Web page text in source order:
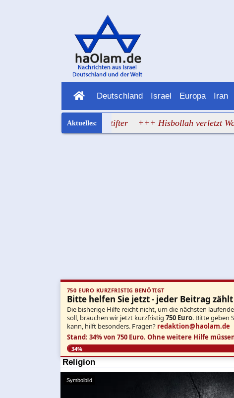
Deutschland Israel Europa Iran
jüdischen Brandstifter +++ Hisbollah verletzt
750 EURO KURZFRISTIG BENÖTIGT
Bitte helfen Sie jetzt - jeder Beitrag zählt
Die bisherige Hilfe reicht nicht, um die nächsten
soll, brauchen wir jetzt kurzfristig 750 Euro. Bitte geben
kann, hilft besonders. Fragen? redaktion@haolam.de
Stand: 34% von 750 Euro. Ohne weitere Hilfe
34%
Religion
Symbolbild